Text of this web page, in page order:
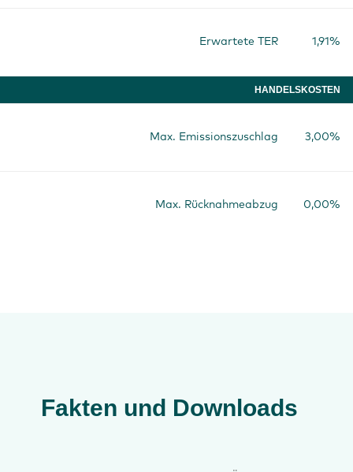
Erwartete TER 1,91%
HANDELSKOSTEN
Max. Emissionszuschlag 3,00%
Max. Rücknahmeabzug 0,00%
Fakten und Downloads